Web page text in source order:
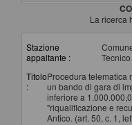
La ricerca
Stazione
appaltante :
Tecnico
Titolo
:
Procedura telematica
un bando di gara di
inferiore a
"riqualificazione e
Antico. (art. 50, c. 1,